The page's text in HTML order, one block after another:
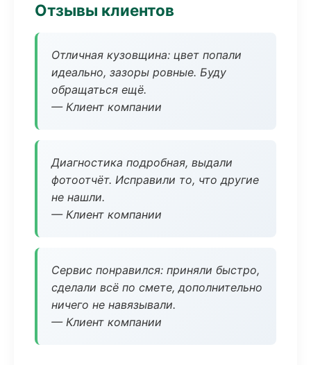
Отзывы клиентов
Отличная кузовщина: цвет попали
идеально, зазоры ровные. Буду
обращаться ещё.
— Клиент компании
Диагностика подробная, выдали
фотоотчёт. Исправили то, что другие
не нашли.
— Клиент компании
Сервис понравился: приняли быстро,
сделали всё по смете, дополнительно
ничего не навязывали.
— Клиент компании